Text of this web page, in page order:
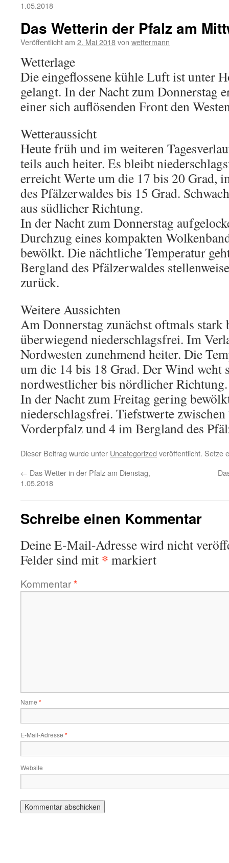
1.05.2018
Das Wetterin der Pfalz am
Veröffentlicht am 2. Mai 2018von wettermann
Wetterlage
Die eingeflossene kühle Luft ist unter
gelangt. In der Nacht zum Donnerstag
einer sich auflösenden Front den
Wetteraussicht
Heute früh und im weiteren
teils auch heiter. Es bleibt
erreicht Werte um die 17 bis 20 Grad,
des Pfälzerwaldes bis 15 Grad.
aus südlicher Richtung.
In der Nacht zum Donnerstag
Durchzug eines kompakten
bewölkt. Die nächtliche Temperatur
Bergland des Pfälzerwaldes
zurück.
Weitere Aussichten
Am Donnerstag zunächst oftmals stark
überwiegend niederschlagsfrei. Im
Nordwesten zunehmend heiter. Die
um die 14 bis 18 Grad. Der Wind weht
nordwestlicher bis nördlicher Richtung.
In der Nacht zum Freitag gering
niederschlagsfrei. Tiefstwerte
Vorderpfalz und 4 im Bergland des
Dieser Beitrag wurde unter Uncategorized veröffentlicht. Setze
← Das Wetter in der Pfalz am Dienstag,
1.05.2018
Schreibe einen Kommentar
Deine E-Mail-Adresse wird nicht
Felder sind mit * markiert
Kommentar*
Name *
E-Mail-Adresse *
Website